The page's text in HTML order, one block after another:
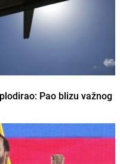
Pao blizu važnog